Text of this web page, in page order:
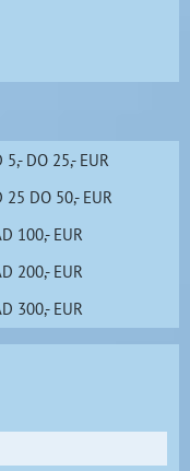
DO 25,- EUR
25 DO 50,- EUR
100,- EUR
200,- EUR
300,- EUR